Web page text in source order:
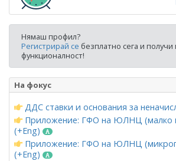
Нямаш профил?
Регистрирай се безплатно сега и
функционалност!
На фокус
ДДС ставки и основания за
Приложение: ГФО на ЮЛНЦ (малко
(+Eng)
Приложение: ГФО на ЮЛНЦ
(+Eng)